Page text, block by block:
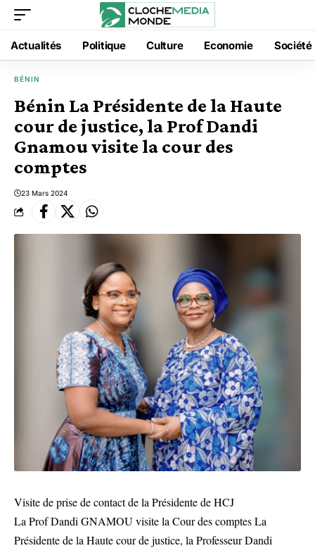
Actualités Politique Culture Economie Société
BÉNIN
Bénin La Présidente de la Haute
cour de justice, la Prof Dandi
Gnamou visite la cour des
comptes
23 Mars 2024
Visite de prise de contact de la Présidente de HCJ
La Prof Dandi GNAMOU visite la Cour des comptes La
Présidente de la Haute cour de justice, la Professeur Dandi